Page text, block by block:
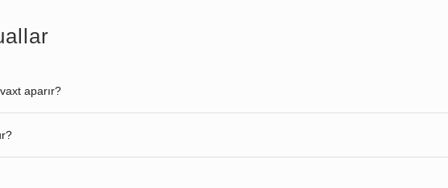
aparır?